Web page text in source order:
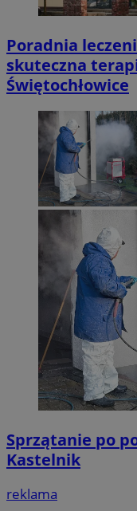
Poradnia
skuteczna
Świętochłowice
Sprzątanie po
Kastelnik
reklama